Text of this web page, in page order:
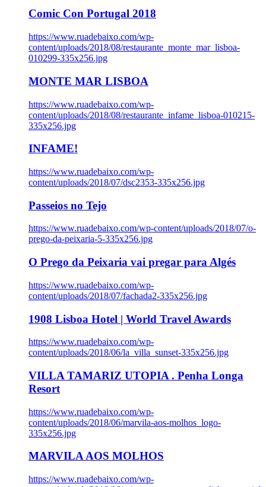
Comic Con Portugal 2018
https://www.ruadebaixo.com/wp-
content/uploads/2018/08/restaurante_monte_mar_lisboa-
010299-335x256.jpg
MONTE MAR LISBOA
https://www.ruadebaixo.com/wp-
content/uploads/2018/08/restaurante_infame_lisboa-010215-
335x256.jpg
INFAME!
https://www.ruadebaixo.com/wp-
content/uploads/2018/07/dsc2353-335x256.jpg
Passeios no Tejo
https://www.ruadebaixo.com/wp-content/uploads/2018/07/o-
prego-da-peixaria-5-335x256.jpg
O Prego da Peixaria vai pregar para Algés
https://www.ruadebaixo.com/wp-
content/uploads/2018/07/fachada2-335x256.jpg
1908 Lisboa Hotel | World Travel Awards
https://www.ruadebaixo.com/wp-
content/uploads/2018/06/la_villa_sunset-335x256.jpg
VILLA TAMARIZ UTOPIA . Penha Longa
Resort
https://www.ruadebaixo.com/wp-
content/uploads/2018/06/marvila-aos-molhos_logo-
335x256.jpg
MARVILA AOS MOLHOS
https://www.ruadebaixo.com/wp-